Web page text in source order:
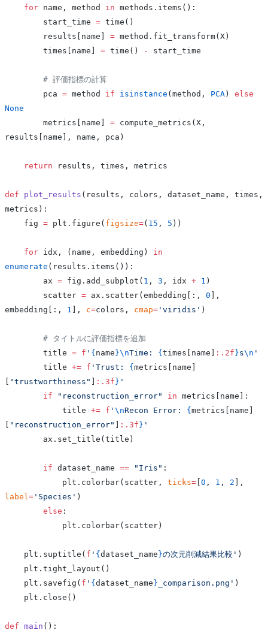
    for
name, method in methods.items():
        start_time
= time()
        results[name]
= method.fit_transform(X)
        times[name]
= time() - start_time
        # 評価指標の計算
        pca
= method if isinstance (method, PCA) else
None
        metrics[name]
= compute_metrics(X,
results[name], name, pca)
    return
results, times, metrics
def plot_results (results, colors, dataset_name, times,
metrics):
    fig
= plt.figure( figsize=( 15 , 5 ))
    for
idx, (name, embedding) in
enumerate (results.items()):
        ax
= fig.add_subplot( 1 , 3 , idx + 1 )
        scatter
= ax.scatter(embedding[:, 0 ],
embedding[:, 1 ], c=colors, cmap= 'viridis' )
        # タイトルに評価指標を追加
        title
= f ' {name}\nTime: {times[name] :.2f}s\n '
        title
+= f 'Trust: {metrics[name]
[ "trustworthiness" ] :.3f} '
        if
"reconstruction_error" in metrics[name]:
            title
+= f ' \nRecon Error: {metrics[name]
[ "reconstruction_error" ] :.3f} '
        ax.set_title(title)
        if
dataset_name == "Iris" :
            plt.colorbar(scatter,
ticks= [0 , 1 , 2
label = 'Species' )
        else
:
            plt.colorbar(scatter)
    plt.suptitle(
f ' {dataset_name}の次元削減結果比較' )
    plt.tight_layout()
    plt.savefig(
f ' {dataset_name} _comparison.png' )
    plt.close()
def main ():